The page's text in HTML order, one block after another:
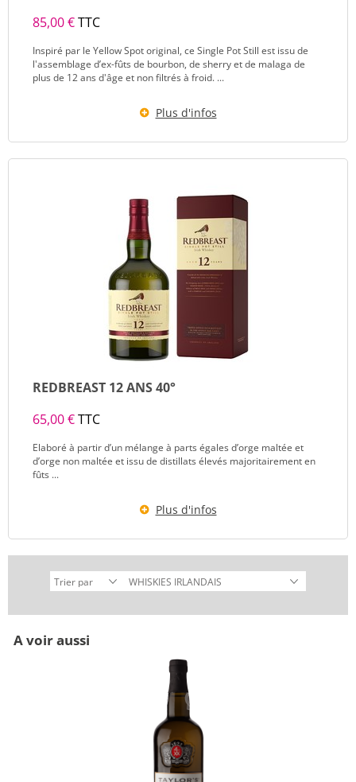
85,00 €TTC
Inspiré par le Yellow Spot original, ce Single Pot Still est issu de
l'assemblage d’ex-fûts de bourbon, de sherry et de malaga de
plus de 12 ans d'âge et non filtrés à froid. ...
Plus d'infos
REDBREAST 12 ANS 40°
65,00 €TTC
Elaboré à partir d’un mélange à parts égales d’orge maltée et
d’orge non maltée et issu de distillats élevés majoritairement en
fûts ...
Plus d'infos
A voir aussi